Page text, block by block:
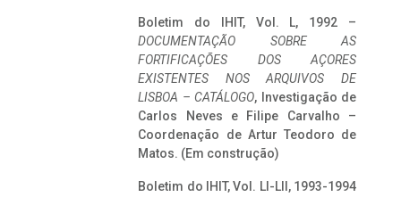
Boletim do IHIT, Vol. L, 1992 –
DOCUMENTAÇÃO SOBRE AS
FORTIFICAÇÕES DOS AÇORES
EXISTENTES NOS ARQUIVOS DE
LISBOA – CATÁLOGO, Investigação de
Carlos Neves e Filipe Carvalho –
Coordenação de Artur Teodoro de
Matos. (Em construção)
Boletim do IHIT, Vol. LI-LII, 1993-1994